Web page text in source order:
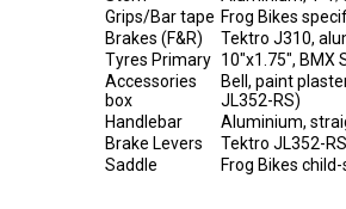
Grips/Bar tape Frog Bikes
Brakes (F&R)
Tektro J310,
Tyres Primary 10"x1.75", BMX
Accessories
box
Bell, paint
JL352-RS)
Handlebar
Aluminium,
Brake Levers
Tektro JL352-
Saddle
Frog Bikes